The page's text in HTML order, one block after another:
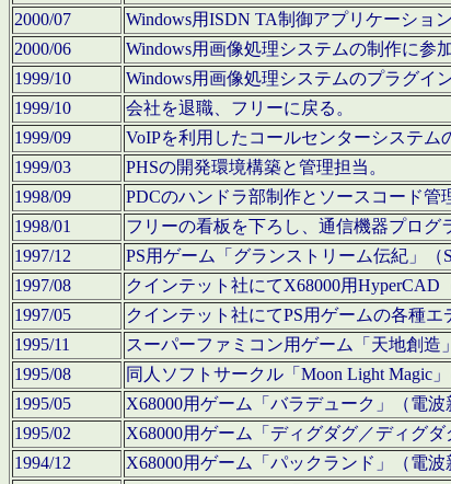
2000/07
Windows用ISDN TA制御アプリケーション
2000/06
Windows用画像処理システムの制作に参
1999/10
Windows用画像処理システムのプラグイン
1999/10
会社を退職、フリーに戻る。
1999/09
VoIPを利用したコールセンターシステム
1999/03
PHSの開発環境構築と管理担当。
1998/09
PDCのハンドラ部制作とソースコード管
1998/01
フリーの看板を下ろし、通信機器プログ
1997/12
PS用ゲーム「グランストリーム伝紀」（
1997/08
クインテット社にてX68000用HyperCAD
1997/05
クインテット社にてPS用ゲームの各種
1995/11
スーパーファミコン用ゲーム「天地創
1995/08
同人ソフトサークル「Moon Light Magic
1995/05
X68000用ゲーム「バラデューク」（電
1995/02
X68000用ゲーム「ディグダグ／ディグ
1994/12
X68000用ゲーム「パックランド」（電